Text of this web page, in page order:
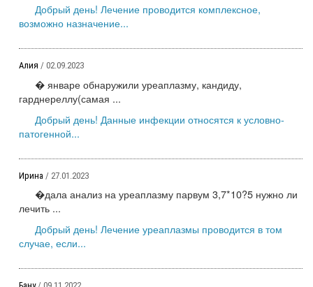
Добрый день! Лечение проводится комплексное,
возможно назначение...
Алия / 02.09.2023
� январе обнаружили уреаплазму, кандиду,
гарднереллу(самая ...
Добрый день! Данные инфекции относятся к условно-
патогенной...
Ирина / 27.01.2023
�дала анализ на уреаплазму парвум 3,7*10?5 нужно ли
лечить ...
Добрый день! Лечение уреаплазмы проводится в том
случае, если...